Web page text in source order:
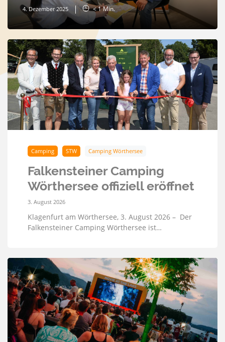
4. Dezember 2025 < 1Min.
Camping STW Camping Wörthersee
Falkensteiner Camping
Wörthersee offiziell eröffnet
3. August 2026
Klagenfurt am Wörthersee, 3. August 2026 – Der
Falkensteiner Camping Wörthersee ist…